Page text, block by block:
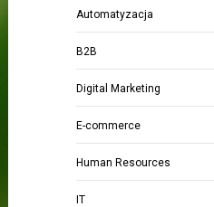
Automatyzacja
B2B
Digital Marketing
E-commerce
Human Resources
IT